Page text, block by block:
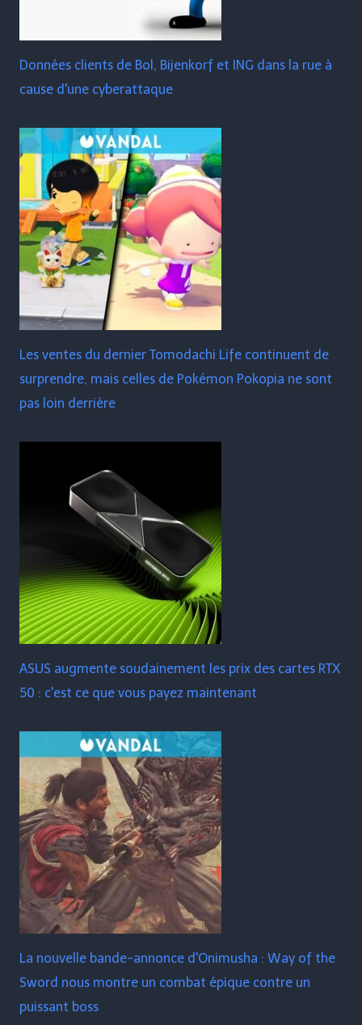
Données clients de Bol, Bijenkorf et ING dans la rue à
cause d'une cyberattaque
Les ventes du dernier Tomodachi Life continuent de
surprendre, mais celles de Pokémon Pokopia ne sont
pas loin derrière
ASUS augmente soudainement les prix des cartes RTX
50 : c'est ce que vous payez maintenant
La nouvelle bande-annonce d'Onimusha : Way of the
Sword nous montre un combat épique contre un
puissant boss